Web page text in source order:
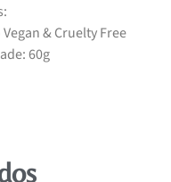
& Cruelty Free
60g